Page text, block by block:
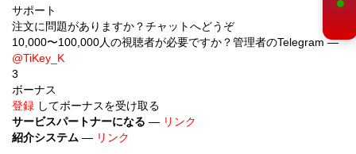
サポート
注文に問題がありますか？チャットへどうぞ
10,000〜100,000人の視聴者が必要ですか？管理者のTelegram —
@TiKey_K
3
ボーナス
登録 してボーナスを受け取る
サービスパートナーになる — リンク
紹介システム — リンク